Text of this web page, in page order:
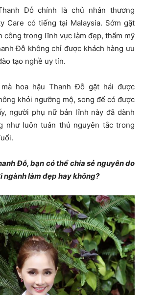
Đỗ chính là chủ nhân thương
Care có tiếng tại Malaysia. Sớm gặt
công trong lĩnh vực làm đẹp, thẩm mỹ
Đỗ không chỉ được khách hàng ưu
tạo nghề uy tín.
hoa hậu Thanh Đỗ gặt hái được
khỏi ngưỡng mộ, song để có được
người phụ nữ bản lĩnh này đã dành
như luôn tuân thủ nguyên tắc trong
Đỗ, bạn có thể chia sẻ nguyên do
ngành làm đẹp hay không?